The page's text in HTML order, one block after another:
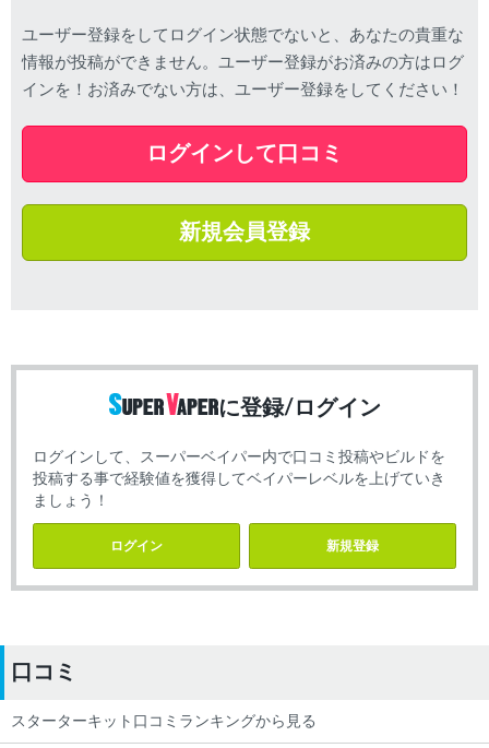
ユーザー登録をしてログイン状態でないと、あなたの貴重な
情報が投稿ができません。ユーザー登録がお済みの方はログ
インを！お済みでない方は、ユーザー登録をしてください！
ログインして口コミ
新規会員登録
に登録/ログイン
ログインして、スーパーベイパー内で口コミ投稿やビルドを
投稿する事で経験値を獲得してベイパーレベルを上げていき
ましょう！
ログイン 新規登録
口コミ
スターターキット口コミランキングから見る